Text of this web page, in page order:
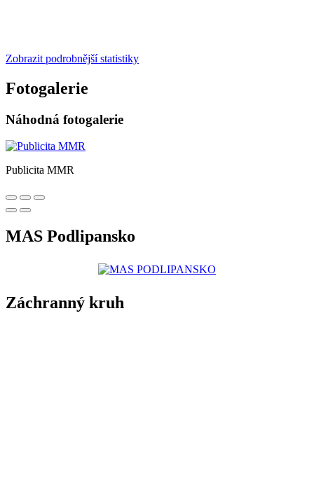
Zobrazit podrobnější statistiky
Fotogalerie
Náhodná fotogalerie
Publicita MMR
MAS Podlipansko
Záchranný kruh